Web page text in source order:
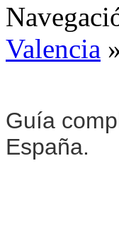
Valencia
Guía
España.